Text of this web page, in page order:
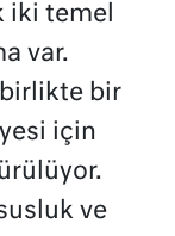
iki temel
var.
birlikte bir
için
ve